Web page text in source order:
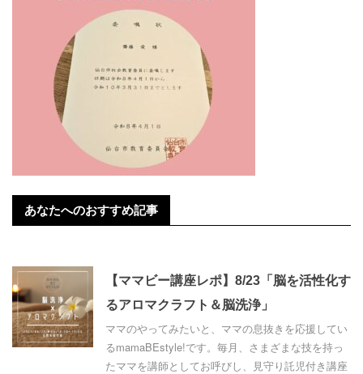
あなたへのおすすめ記事
【ママビー講座レポ】8/23「脳を活性化す
るアロマクラフト＆脳洗浄」
ママのやってみたいと、ママの息抜きを応援してい
るmamaBEstyle!です。毎月、さまざまな技を持っ
たママを講師としてお呼びし、見守り託児付き講座